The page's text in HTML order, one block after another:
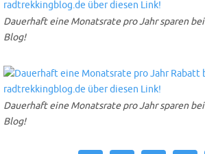
Dauerhaft eine Monatsrate pro Jahr sparen
Blog!
Dauerhaft eine Monatsrate pro Jahr sparen
Blog!